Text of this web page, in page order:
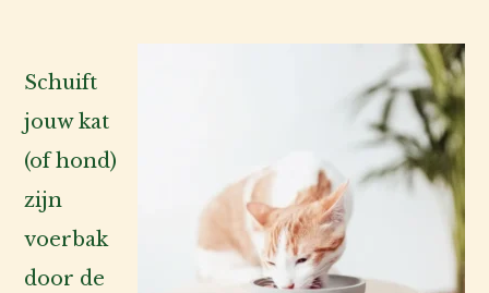
Schuift
jouw kat
(of hond)
zijn
voerbak
door de